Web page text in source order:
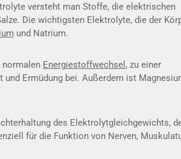
versteht man Stoffe, die elektrischen
Die wichtigsten Elektrolyte, die der
und Natrium.
Energiestoffwechsel , zu einer
Ermüdung bei. Außerdem ist
des Elektrolytgleichgewichts,
für die Funktion von Nerven,